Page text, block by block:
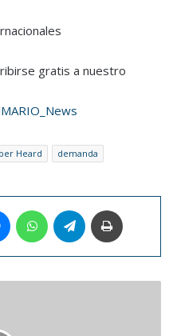
gratis a nuestro
Heard
demanda
MessengerWhatsAppTelegram